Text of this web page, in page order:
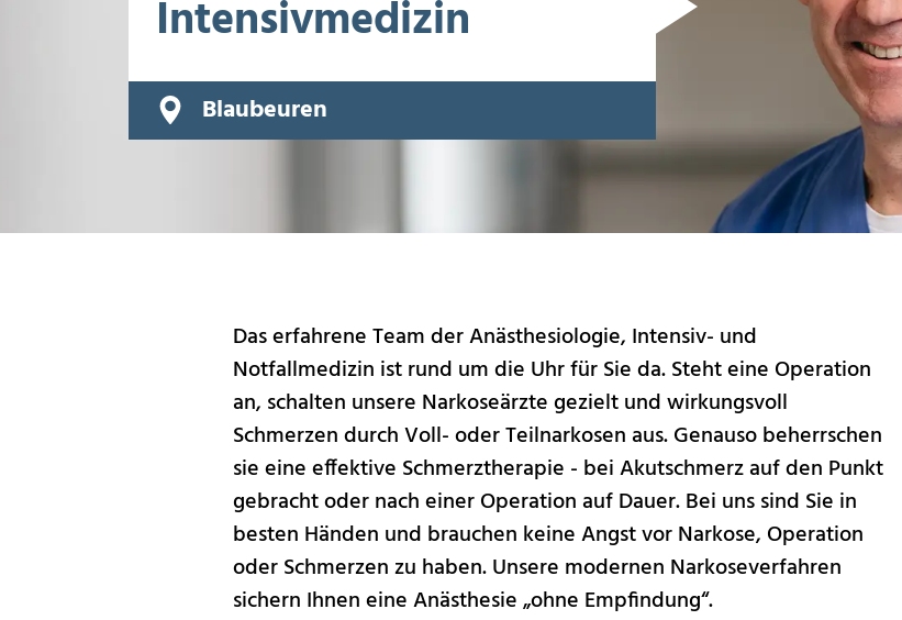
Intensivmedizin
Blaubeuren
Das erfahrene Team der Anästhesiologie, Intensiv- und
Notfallmedizin ist rund um die Uhr für Sie da. Steht eine Operation
an, schalten unsere Narkoseärzte gezielt und wirkungsvoll
Schmerzen durch Voll- oder Teilnarkosen aus. Genauso beherrschen
sie eine effektive Schmerztherapie - bei Akutschmerz auf den Punkt
gebracht oder nach einer Operation auf Dauer. Bei uns sind Sie in
besten Händen und brauchen keine Angst vor Narkose, Operation
oder Schmerzen zu haben. Unsere modernen Narkoseverfahren
sichern Ihnen eine Anästhesie „ohne Empfindung“.